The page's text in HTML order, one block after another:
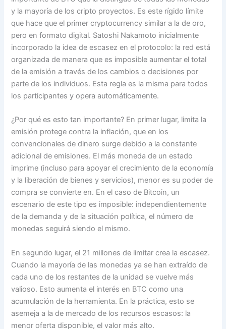
y la mayoría de los cripto proyectos. Es este rígido límite
que hace que el primer cryptocurrency similar a la de oro,
pero en formato digital. Satoshi Nakamoto inicialmente
incorporado la idea de escasez en el protocolo: la red está
organizada de manera que es imposible aumentar el total
de la emisión a través de los cambios o decisiones por
parte de los individuos. Esta regla es la misma para todos
los participantes y opera automáticamente.
¿Por qué es esto tan importante? En primer lugar, limita la
emisión protege contra la inflación, que en los
convencionales de dinero surge debido a la constante
adicional de emisiones. El más moneda de un estado
imprime (incluso para apoyar el crecimiento de la economía
y la liberación de bienes y servicios), menor es su poder de
compra se convierte en. En el caso de Bitcoin, un
escenario de este tipo es imposible: independientemente
de la demanda y de la situación política, el número de
monedas seguirá siendo el mismo.
En segundo lugar, el 21 millones de limitar crea la escasez.
Cuando la mayoría de las monedas ya se han extraído de
cada uno de los restantes de la unidad se vuelve más
valioso. Esto aumenta el interés en BTC como una
acumulación de la herramienta. En la práctica, esto se
asemeja a la de mercado de los recursos escasos: la
menor oferta disponible, el valor más alto.